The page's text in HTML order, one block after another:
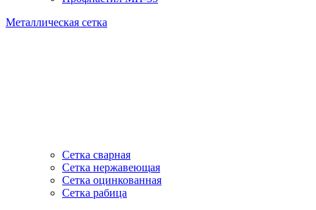
Металлическая сетка
Сетка сварная
Сетка нержавеющая
Сетка оцинкованная
Сетка рабица